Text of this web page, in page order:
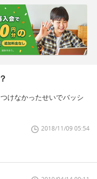
けなかったせいでバッシ
2018/11/09 05:54